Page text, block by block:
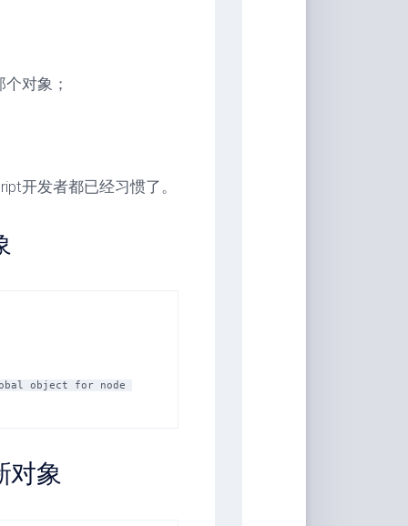
对象；
开发者都已经习惯了。
object for node
对象